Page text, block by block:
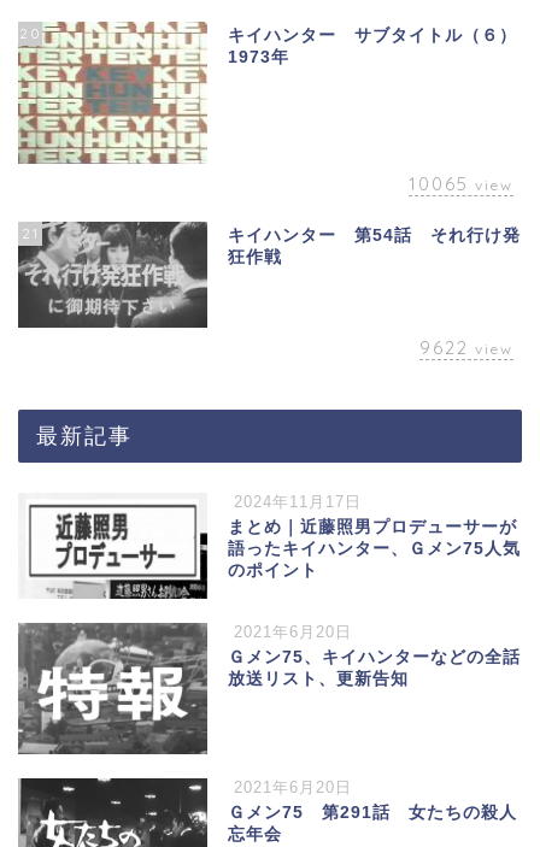
20
キイハンター サブタイトル（６）
1973年
10065 view
21
キイハンター 第54話 それ行け発
狂作戦
9622 view
最新記事
2024年11月17日
まとめ｜近藤照男プロデューサーが
語ったキイハンター、Ｇメン75人気
のポイント
2021年6月20日
Ｇメン75、キイハンターなどの全話
放送リスト、更新告知
2021年6月20日
Ｇメン75 第291話 女たちの殺人
忘年会